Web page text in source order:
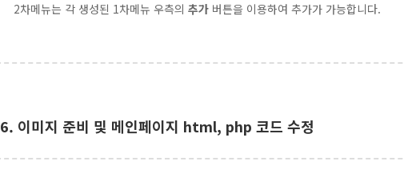
2차메뉴는 각 생성된 1차메뉴 우측의 추가 버튼을 이용하여 추가가 가능합니다.
6. 이미지 준비 및 메인페이지 html, php 코드 수정